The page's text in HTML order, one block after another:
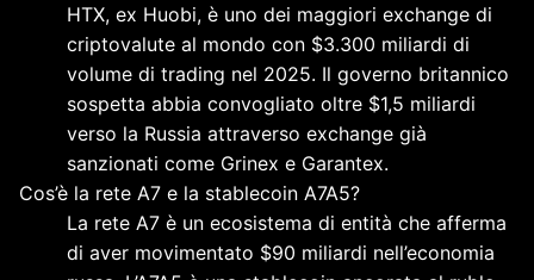
HTX, ex Huobi, è uno dei maggiori exchange di
criptovalute al mondo con $3.300 miliardi di
volume di trading nel 2025. Il governo britannico
sospetta abbia convogliato oltre $1,5 miliardi
verso la Russia attraverso exchange già
sanzionati come Grinex e Garantex.
Cos’è la rete A7 e la stablecoin A7A5?
La rete A7 è un ecosistema di entità che afferma
di aver movimentato $90 miliardi nell’economia